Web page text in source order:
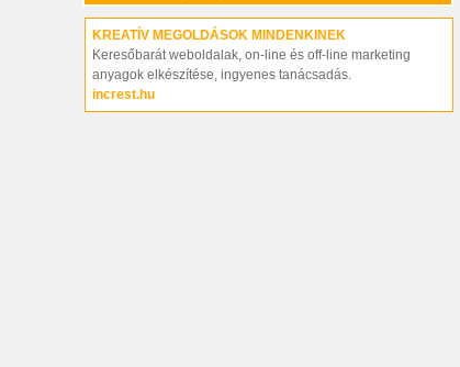
KREATÍV MEGOLDÁSOK MINDENKINEK
Keresőbarát weboldalak, on-line és off-line marketing
anyagok elkészítése, ingyenes tanácsadás.
increst.hu